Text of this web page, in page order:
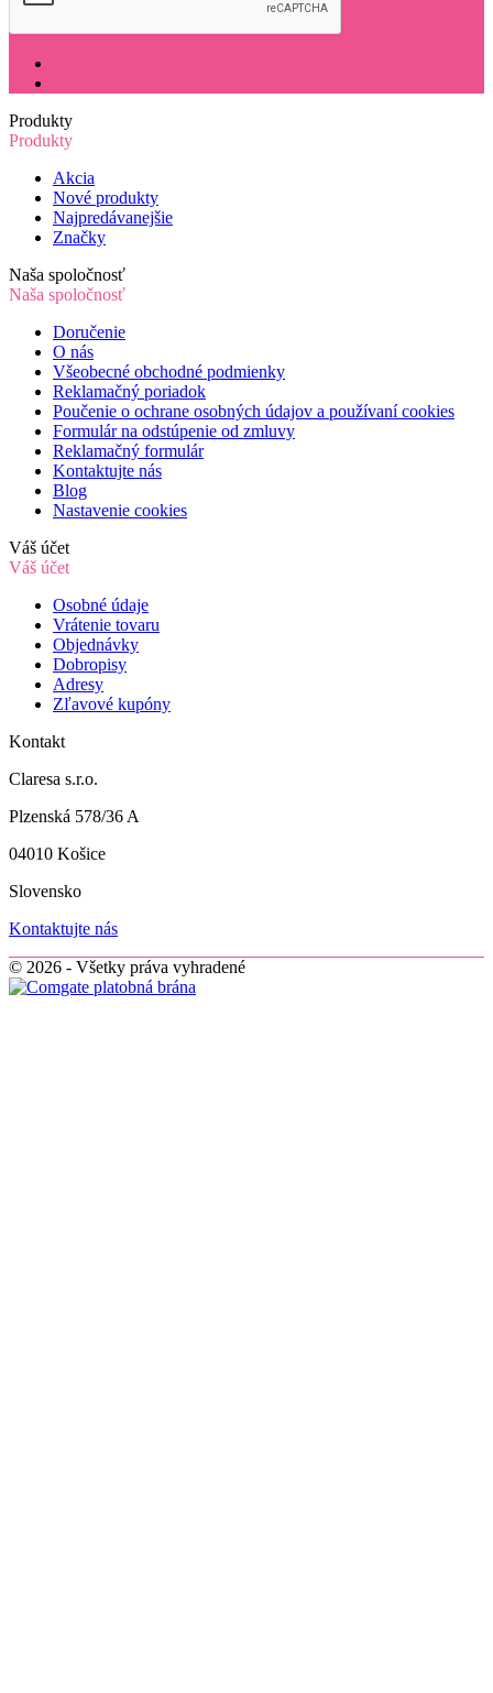
Produkty
Produkty
Akcia
Nové produkty
Najpredávanejšie
Značky
Naša spoločnosť
Naša spoločnosť
Doručenie
O nás
Všeobecné obchodné podmienky
Reklamačný poriadok
Poučenie o ochrane osobných údajov a používaní cookies
Formulár na odstúpenie od zmluvy
Reklamačný formulár
Kontaktujte nás
Blog
Nastavenie cookies
Váš účet
Váš účet
Osobné údaje
Vrátenie tovaru
Objednávky
Dobropisy
Adresy
Zľavové kupóny
Kontakt
Claresa s.r.o.
Plzenská 578/36 A
04010 Košice
Slovensko
Kontaktujte nás
© 2026 - Všetky práva vyhradené